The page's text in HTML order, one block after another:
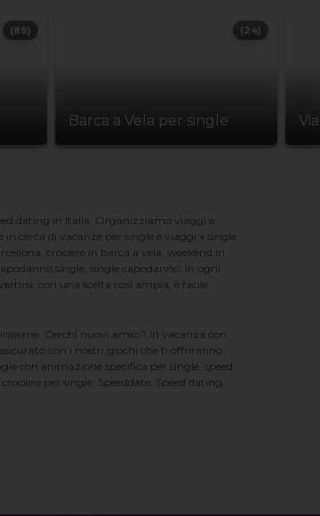
(89)
Barca a Vela per single
(24)
dating in Italia. Organizziamo viaggi e
cerca di vacanze per single e viaggi x single.
crociere in barca a vela, weekend in
single, single capodanno. In ogni
con una scelta cosi ampia, è facile
Cerchi nuovi amici? In vacanza con
con i nostri giochi che ti offriranno
con animazione specifica per single, speed
per single, Speeddate, Speed dating,